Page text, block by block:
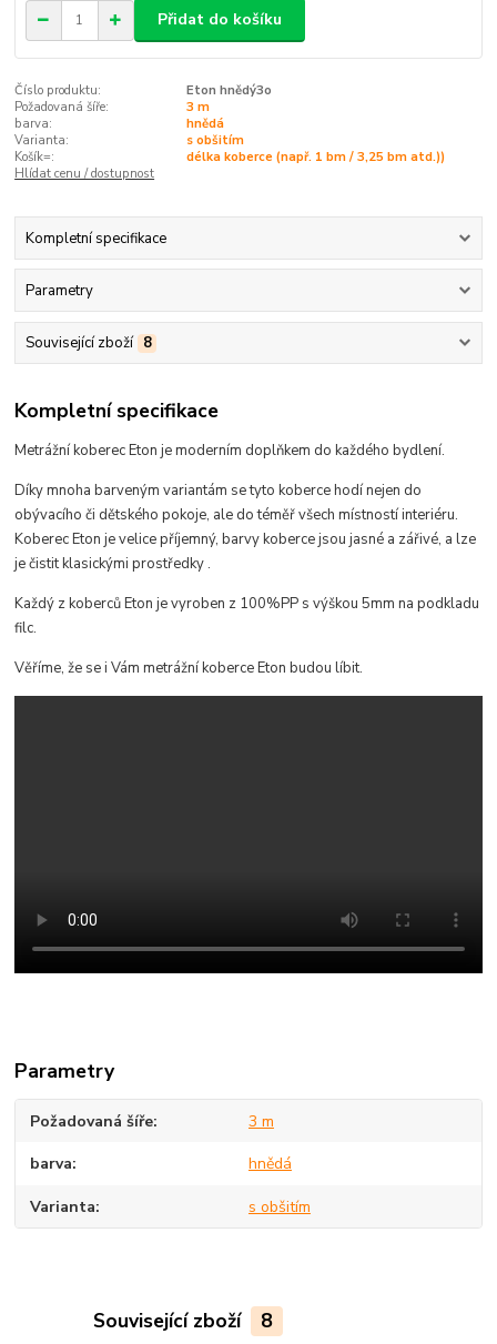
Přidat do košíku
Číslo produktu:
Eton hnědý3o
Požadovaná šíře:
3 m
barva:
hnědá
Varianta:
s obšitím
Košík=:
délka koberce (např. 1 bm / 3,25 bm atd.))
Hlídat cenu / dostupnost
Kompletní specifikace
Parametry
Související zboží 8
Kompletní specifikace
Metrážní koberec Eton je moderním doplňkem do každého bydlení.
Díky mnoha barveným variantám se tyto koberce hodínejen do
obývacího či dětského pokoje, ale do téměř všech místností interiéru.
Koberec Eton je velice příjemný, barvy koberce jsou jasné a zářivé, a lze
je čistit klasickými prostředky.
Každý z koberců Eton je vyroben z 100%PP s výškou 5mm na podkladu
filc.
Věříme, že se i Vám metrážní koberce Eton budou líbit.
Parametry
Požadovaná šíře 3 m
barva hnědá
Varianta s obšitím
Související zboží 8